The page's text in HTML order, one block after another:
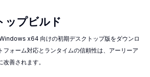
ップビルド
x64 向けの初期デスクトップ版をダウンロ
フォーム対応とランタイムの信頼性は、アーリーア
善されます。